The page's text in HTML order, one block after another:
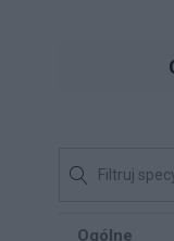
Ogólne